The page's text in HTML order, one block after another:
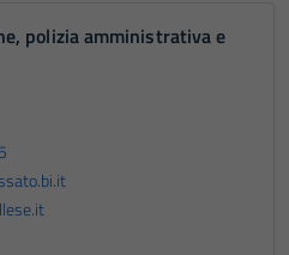
polizia amministrativa e